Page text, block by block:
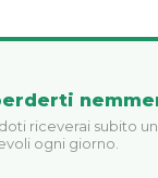
riceverai subito
ogni giorno.